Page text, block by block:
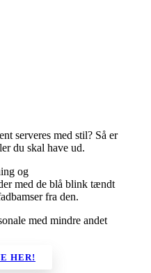
serveres med stil? Så er
du skal have ud.
og
med de blå blink tændt
fra den.
med mindre andet
HER!